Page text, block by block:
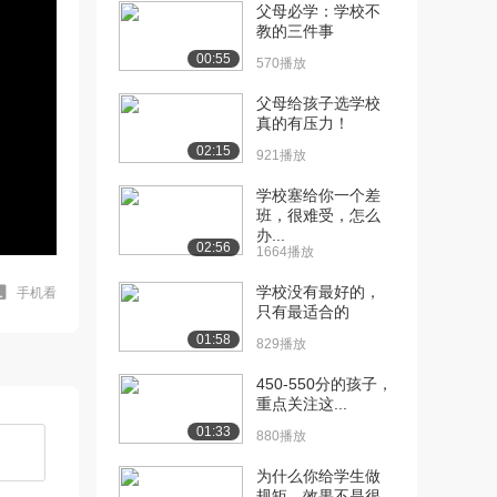
手机看
00:55
父母必学：学校不
教的三件事
570播放
02:15
父母给孩子选学校
真的有压力！
921播放
02:56
学校塞给你一个差
班，很难受，怎么
办...
1664播放
01:58
学校没有最好的，
只有最适合的
829播放
01:33
450-550分的孩子，
重点关注这...
880播放
为什么你给学生做